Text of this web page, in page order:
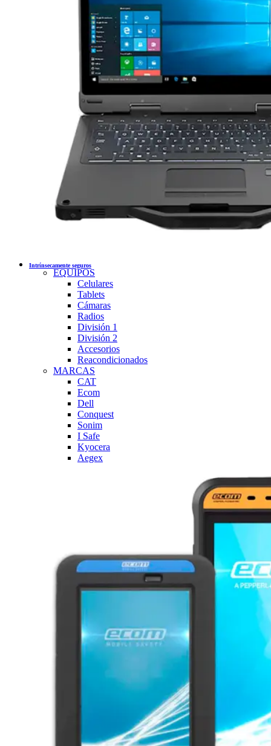
Intrínsecamente seguros
EQUIPOS
Celulares
Tablets
Cámaras
Radios
División 1
División 2
Accesorios
Reacondicionados
MARCAS
CAT
Ecom
Dell
Conquest
Sonim
I Safe
Kyocera
Aegex